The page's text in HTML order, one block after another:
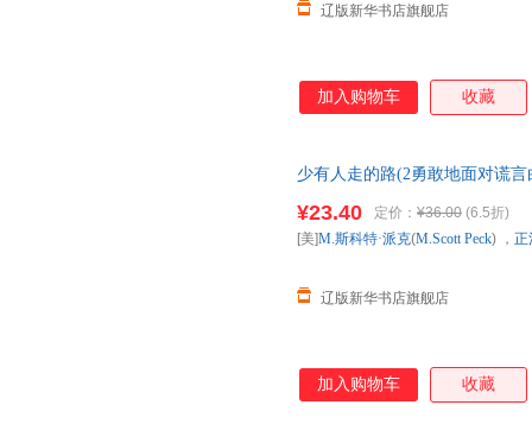
辽版新华书店旗舰店
加入购物车 收藏
少有人走的路(2勇敢地面对谎
¥23.40 定价： ¥36.00 (6.5折)
辽版新华书店旗舰店
[美]M.斯科特·派克(M.Scott Peck) ， 正
加入购物车 收藏